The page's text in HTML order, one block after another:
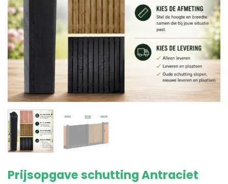
Prijsopgave schutting Antraciet